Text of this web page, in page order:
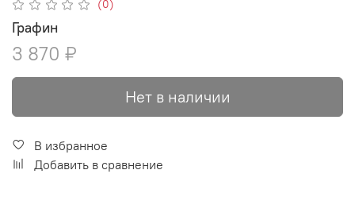
(0)
Графин
3 870 ₽
Нет в наличии
В избранное
Добавить в сравнение